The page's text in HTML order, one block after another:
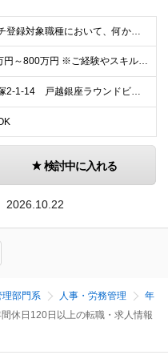
ポジションマッチ登録対象職種において、何かしらの知識・経験を有する方
想定年収：500万円～800万円 ※ご経験やスキルに応じて決定します。 ※上記想定年収はあくまでも目安の金額であり、 選考を通じて上下する可能性があります。
東京都品川区平塚2-1-14 戸越銀座ラウンドビル ※ポジションにより異なる可能性があります。
検討中に入れる
2026.10.22
理部門系 人事・労務管理
年
休日120日以上の転職・求人情報